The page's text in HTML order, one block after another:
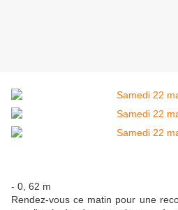
- 0, 62 m
Rendez-vous ce matin pour une